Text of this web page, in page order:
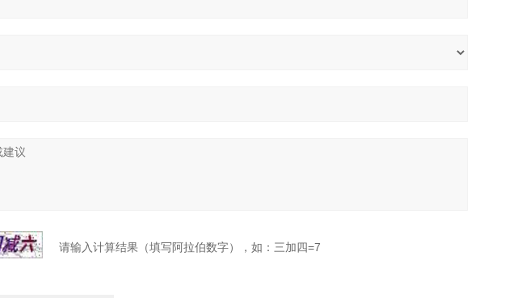
请输入计算结果（填写阿拉伯数字），如：三加四=7